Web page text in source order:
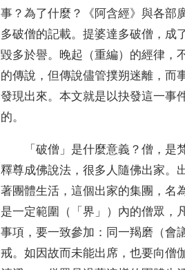
事 ？為了什麼 ？ 《阿含經》與各部
多破僧的記載。提婆達多破僧 ， 成
毀多於譽。 晚起（重編）的經律 ，
的傳說 ，但傳說儘管撲朔迷離 ，而
發現出來。本文就是以抉發這一事
的。
「破僧 」 是什麼意義 ？僧 ， 是
釋尊成佛說法 ，很多人隨佛出家。
著團體生活 ，這個出家的集團 ，名
是一定範圍（ 「界 」 ）內的僧眾 ，
事項 ，要一致參加 ： 同一羯磨 （會
戒。如因故而未能出席 ，也要向僧